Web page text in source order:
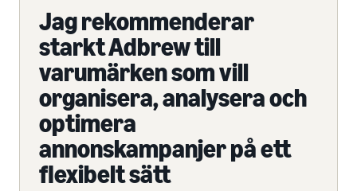
Jag rekommenderar
starkt Adbrew till
varumärken som vill
organisera, analysera och
optimera
annonskampanjer på ett
flexibelt sätt